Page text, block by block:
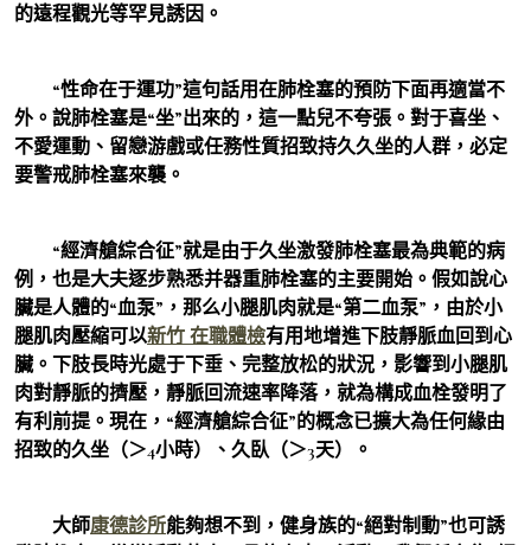
的遠程觀光等罕見誘因。
“性命在于運功”這句話用在肺栓塞的預防下面再適當不
外。說肺栓塞是“坐”出來的，這一點兒不夸張。對于喜坐、
不愛運動、留戀游戲或任務性質招致持久久坐的人群，必定
要警戒肺栓塞來襲。
“經濟艙綜合征”就是由于久坐激發肺栓塞最為典範的病
例，也是大夫逐步熟悉并器重肺栓塞的主要開始。假如說心
臟是人體的“血泵”，那么小腿肌肉就是“第二血泵”，由於小
腿肌肉壓縮可以新竹 在職體檢有用地增進下肢靜脈血回到心
臟。下肢長時光處于下垂、完整放松的狀況，影響到小腿肌
肉對靜脈的擠壓，靜脈回流速率降落，就為構成血栓發明了
有利前提。現在，“經濟艙綜合征”的概念已擴大為任何緣由
招致的久坐（＞4小時）、久臥（＞3天）。
大師康德診所能夠想不到，健身族的“絕對制動”也可誘